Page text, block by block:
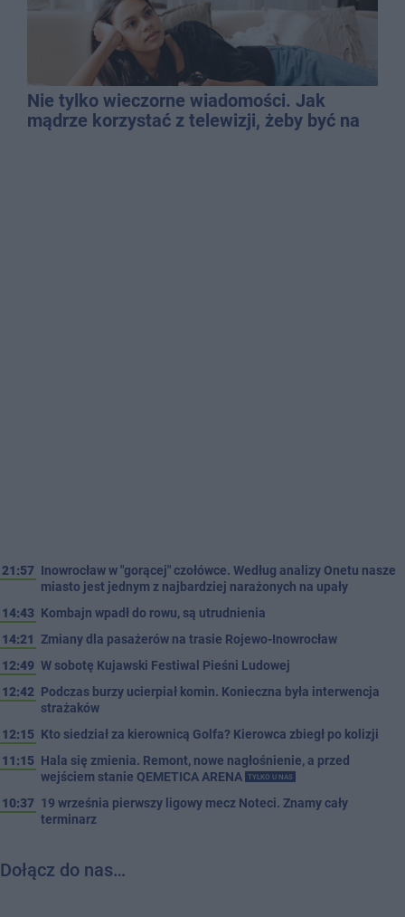
Nie tylko wieczorne wiadomości. Jak
mądrze korzystać z telewizji, żeby być na
21:57 Inowrocław w "gorącej" czołówce. Według analizy Onetu nasze
miasto jest jednym z najbardziej narażonych na upały
14:43 Kombajn wpadł do rowu, są utrudnienia
14:21 Zmiany dla pasażerów na trasie Rojewo-Inowrocław
12:49 W sobotę Kujawski Festiwal Pieśni Ludowej
12:42 Podczas burzy ucierpiał komin. Konieczna była interwencja
strażaków
12:15 Kto siedział za kierownicą Golfa? Kierowca zbiegł po kolizji
11:15 Hala się zmienia. Remont, nowe nagłośnienie, a przed
wejściem stanie QEMETICA ARENA
TYLKO U NAS
10:37 19 września pierwszy ligowy mecz Noteci. Znamy cały
terminarz
Dołącz do nas…